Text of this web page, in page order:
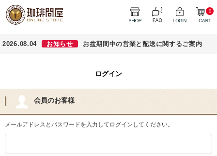
0
2026.08.04 お知らせ お盆期間中の営業と配送に関するご案内
ログイン
会員のお客様
メールアドレスとパスワードを入力してログインしてください。